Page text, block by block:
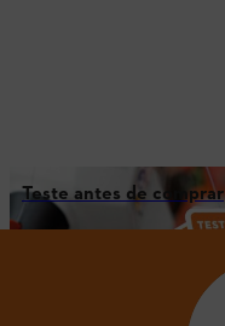
Teste antes de comprar